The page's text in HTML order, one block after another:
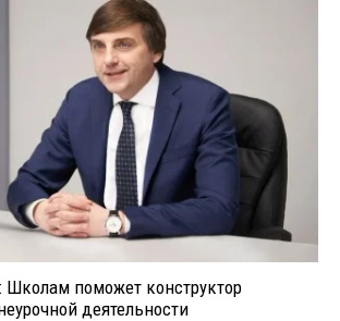
Школам поможет конструктор
деятельности